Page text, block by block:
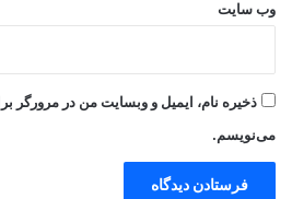
وب‌ سایت
ذخیره نام، ایمیل و وبسایت من در مرورگر
می‌نویسم.